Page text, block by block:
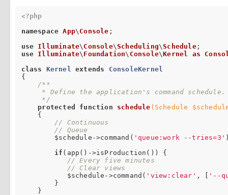
<?php
namespace App\ Console ;
use Illuminate\ Console\Scheduling\Schedule
use Illuminate\ Foundation\ Console\Kernel as
class
Kernel extends
ConsoleKernel
{
/**
     * Define the application's command schedule.
     */
protected
function schedule (Schedule
{
// Continuous
// Queue
        $schedule->command(
'queue:work --tries=3'
if (app()->isProduction()) {
// Every five minutes
// Clear views
           $schedule->command(
'view:clear' , [ '--
        }
    }